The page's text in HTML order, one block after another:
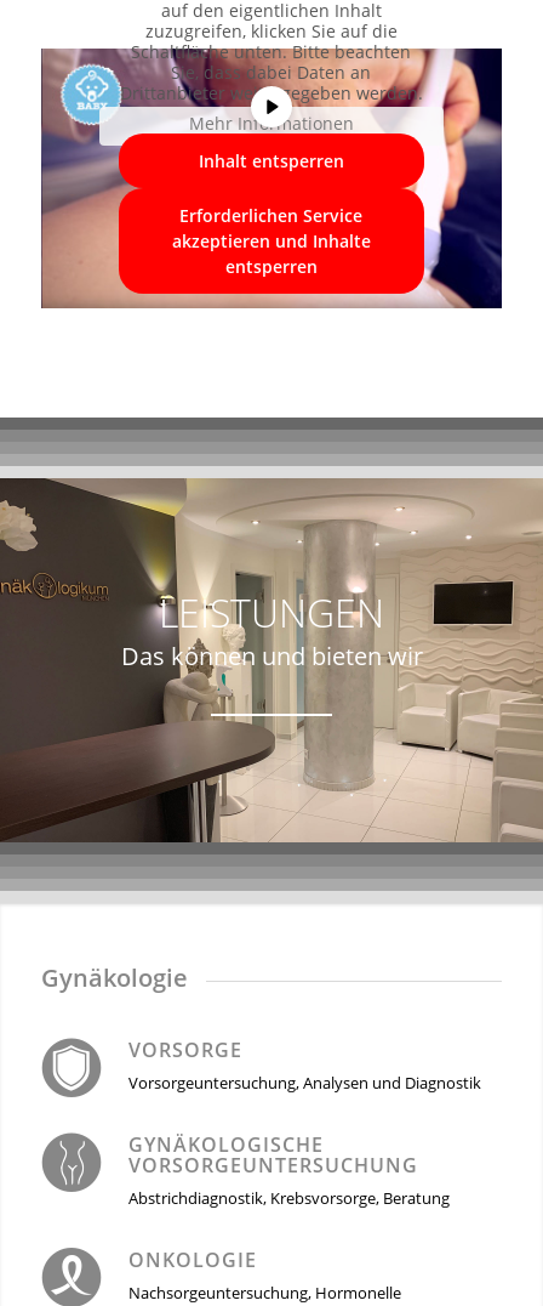
auf den eigentlichen Inhalt
zuzugreifen, klicken Sie auf die
Schaltfläche unten. Bitte beachten
Sie, dass dabei Daten an
Drittanbieter weitergegeben werden.
Mehr Informationen
Inhalt entsperren
Erforderlichen Service
akzeptieren und Inhalte
entsperren
LEISTUNGEN
Das können und bieten wir
Gynäkologie
VORSORGE
Vorsorgeuntersuchung, Analysen und Diagnostik
GYNÄKOLOGISCHE
VORSORGEUNTERSUCHUNG
Abstrichdiagnostik, Krebsvorsorge, Beratung
ONKOLOGIE
Nachsorgeuntersuchung, Hormonelle